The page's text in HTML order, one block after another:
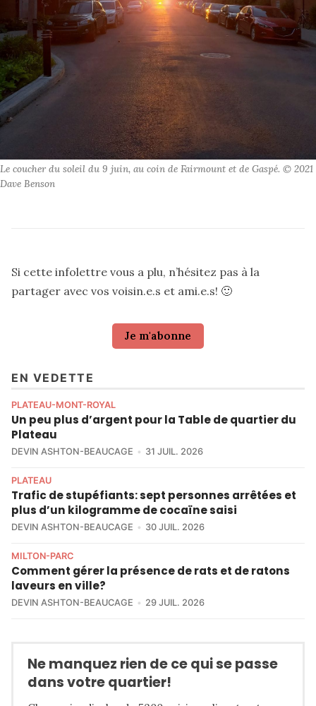
Le coucher du soleil du 9 juin, au coin de Fairmount et de Gaspé. © 2021
Dave Benson
Si cette infolettre vous a plu, n’hésitez pas à la
partager avec vos voisin.e.s et ami.e.s! 🙂
Je m'abonne
EN VEDETTE
PLATEAU-MONT-ROYAL
Un peu plus d’argent pour la Table de quartier du
Plateau
DEVIN ASHTON-BEAUCAGE 31 JUIL. 2026
PLATEAU
Trafic de stupéfiants: sept personnes arrêtées et
plus d’un kilogramme de cocaïne saisi
DEVIN ASHTON-BEAUCAGE 30 JUIL. 2026
MILTON-PARC
Comment gérer la présence de rats et de ratons
laveurs en ville?
DEVIN ASHTON-BEAUCAGE 29 JUIL. 2026
Ne manquez rien de ce qui se passe
dans votre quartier!